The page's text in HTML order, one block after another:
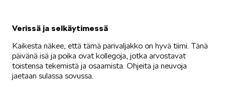
Verissä ja selkäytimessä
Kaikesta näkee, että tämä parivaljakko on hyvä tiimi. Tänä
päivänä isä ja poika ovat kollegoja, jotka arvostavat
toistensa tekemistä ja osaamista. Ohjeita ja neuvoja
jaetaan sulassa sovussa.